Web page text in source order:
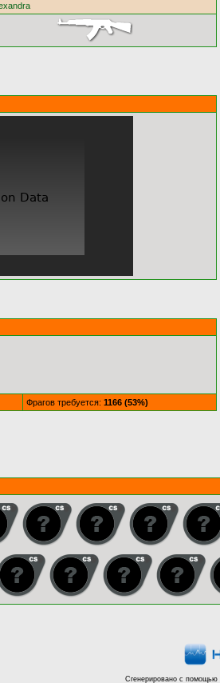
Фрагов требуется:1166 (53%)
Сгенерировано с помощью